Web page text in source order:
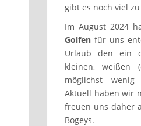
gibt es noch viel
Im August 2024
Golfen für uns
Urlaub den ein
kleinen, weißen
möglichst wenig
Aktuell haben wir
freuen uns daher
Bogeys.